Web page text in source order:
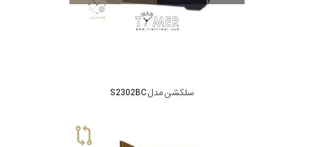
سلکشن مدل S2302BC